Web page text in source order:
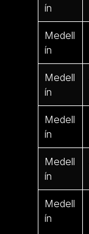
ín
Medell
ín
Medell
ín
Medell
ín
Medell
ín
Medell
ín